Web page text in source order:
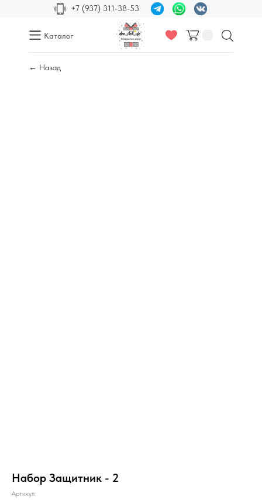
+7 (937) 311-38-53
Каталог
← Назад
Набор Защитник - 2
Артикул: